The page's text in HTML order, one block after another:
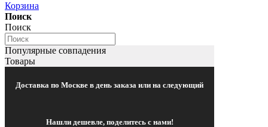
Корзина
Поиск
Поиск
Популярные совпадения
Товары
Доставка по Москве в день заказа или на следующий
Нашли дешевле, поделитесь с нами!